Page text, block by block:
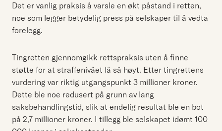
Det er vanlig praksis å varsle en økt påstand i retten,
noe som legger betydelig press på selskaper til å vedta
forelegg.
Tingretten gjennomgikk rettspraksis uten å finne
støtte for at straffenivået lå så høyt. Etter tingrettens
vurdering var riktig utgangspunkt 3 millioner kroner.
Dette ble noe redusert på grunn av lang
saksbehandlingstid, slik at endelig resultat ble en bot
på 2,7 millioner kroner. I tillegg ble selskapet idømt 100